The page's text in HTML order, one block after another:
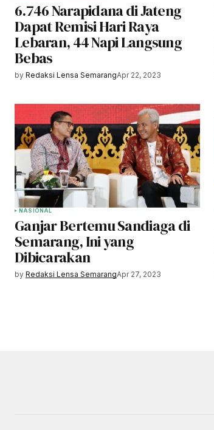
6.746 Narapidana di Jateng
Dapat Remisi Hari Raya
Lebaran, 44 Napi Langsung
Bebas
by Redaksi Lensa SemarangApr 22, 2023
NASIONAL
Ganjar Bertemu Sandiaga di
Semarang, Ini yang
Dibicarakan
by Redaksi Lensa SemarangApr 27, 2023